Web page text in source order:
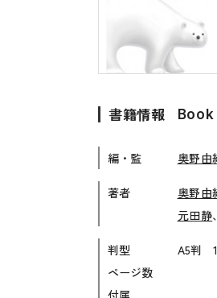
語彙・表現
練習問題
日本語能力試験対策
日本留学試験対策
各種試験対策
大学入試対策
日本語学習関連副読本
書籍情報
編・監 奥野由
著者 奥野由
元田静
判型
ページ数
A5判